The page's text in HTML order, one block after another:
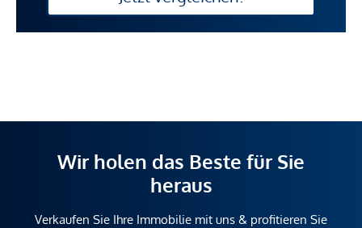
Wir holen das Beste für Sie
heraus
Verkaufen Sie Ihre Immobilie mit uns & profitieren Sie